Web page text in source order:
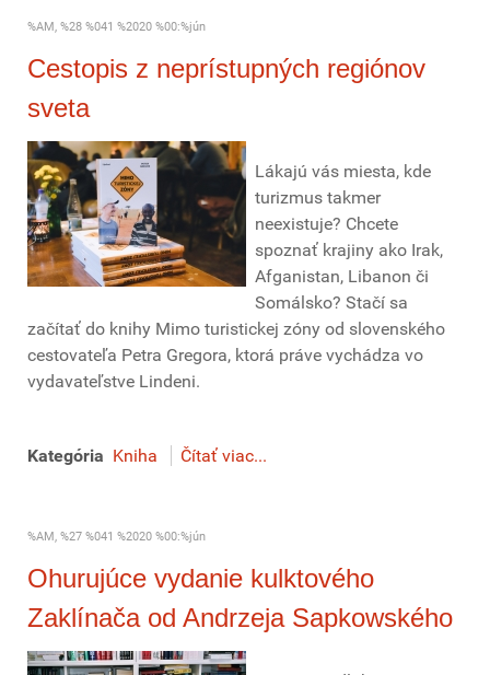
%AM, %28 %041 %2020 %00:%jún
Cestopis z neprístupných regiónov
sveta
Lákajú vás miesta, kde
turizmus takmer
neexistuje? Chcete
spoznať krajiny ako Irak,
Afganistan, Libanon či
Somálsko? Stačí sa
začítať do knihy Mimo turistickej zóny od slovenského
cestovateľa Petra Gregora, ktorá práve vychádza vo
vydavateľstve Lindeni.
Kategória Kniha Čítať viac...
%AM, %27 %041 %2020 %00:%jún
Ohurujúce vydanie kulktového
Zaklínača od Andrzeja Sapkowského